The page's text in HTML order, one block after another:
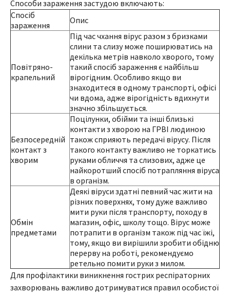
Способи зараження застудою включають:
Спосіб
зараження
Опис
Повітряно-
крапельний
Під час чхання вірус разом з бризками
слини та слизу може поширюватись на
декілька метрів навколо хворого, тому
такий спосіб зараження є найбільш
вірогідним. Особливо якщо ви
знаходитеся в одному транспорті, офісі
чи вдома, адже вірогідність вдихнути
значно збільшується.
Безпосередній
контакт з
хворим
Поцілунки, обійми та інші близькі
контакти з хворою на ГРВІ людиною
також сприяють передачі вірусу. Після
такого контакту важливо не торкатись
руками обличчя та слизових, адже це
найкоротший спосіб потрапляння віруса
в організм.
Обмін
предметами
Деякі віруси здатні певний час жити на
різних поверхнях, тому дуже важливо
мити руки після транспорту, походу в
магазин, офіс, школу тощо. Вірус може
потрапити в організм також під час їжі,
тому, якщо ви вирішили зробити обідню
перерву на роботі, рекомендуємо
ретельно помити руки з милом.
Для профілактики виникнення гострих респіраторних
захворювань важливо дотримуватися правил особистої